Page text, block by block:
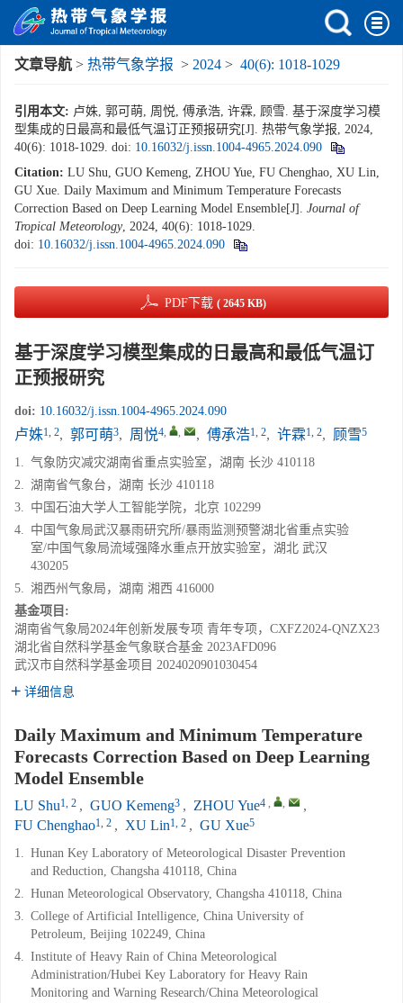
文章导航 > 热带气象学报 > 2024 > 40(6): 1018-1029
引用本文: 卢姝, 郭可萌, 周悦, 傅承浩, 许霖, 顾雪. 基于深度学习模
型集成的日最高和最低气温订正预报研究[J]. 热带气象学报, 2024,
40(6): 1018-1029. doi: 10.16032/j.issn.1004-4965.2024.090
Citation: LU Shu, GUO Kemeng, ZHOU Yue, FU Chenghao, XU Lin,
GU Xue. Daily Maximum and Minimum Temperature Forecasts
Correction Based on Deep Learning Model Ensemble[J]. Journal of
Tropical Meteorology, 2024, 40(6): 1018-1029.
doi: 10.16032/j.issn.1004-4965.2024.090
PDF下载 ( 2645 KB)
基于深度学习模型集成的日最高和最低气温订
正预报研究
doi: 10.16032/j.issn.1004-4965.2024.090
卢姝1, 2, 郭可萌3, 周悦4, , , 傅承浩1, 2, 许霖1, 2, 顾雪5
1. 气象防灾减灾湖南省重点实验室，湖南 长沙 410118
2. 湖南省气象台，湖南 长沙 410118
3. 中国石油大学人工智能学院，北京 102299
4. 中国气象局武汉暴雨研究所/暴雨监测预警湖北省重点实验
室/中国气象局流域强降水重点开放实验室，湖北 武汉
430205
5. 湘西州气象局，湖南 湘西 416000
基金项目:
湖南省气象局2024年创新发展专项 青年专项，CXFZ2024-QNZX23
湖北省自然科学基金气象联合基金 2023AFD096
武汉市自然科学基金项目 2024020901030454
详细信息
Daily Maximum and Minimum Temperature
Forecasts Correction Based on Deep Learning
Model Ensemble
LU Shu1, 2 , GUO Kemeng3 , ZHOU Yue4 , ,
,
FU Chenghao1, 2 , XU Lin1, 2 , GU Xue5
1. Hunan Key Laboratory of Meteorological Disaster Prevention
and Reduction, Changsha 410118, China
2. Hunan Meteorological Observatory, Changsha 410118, China
3. College of Artificial Intelligence, China University of
Petroleum, Beijing 102249, China
4. Institute of Heavy Rain of China Meteorological
Administration/Hubei Key Laboratory for Heavy Rain
Monitoring and Warning Research/China Meteorological